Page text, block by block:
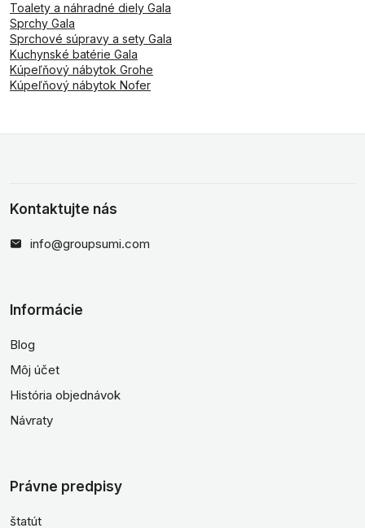
Toalety a náhradné diely Gala
Sprchy Gala
Sprchové súpravy a sety Gala
Kuchynské batérie Gala
Kúpeľňový nábytok Grohe
Kúpeľňový nábytok Nofer
Kontaktujte nás
info@groupsumi.com
Informácie
Blog
Môj účet
História objednávok
Návraty
Právne predpisy
štatút